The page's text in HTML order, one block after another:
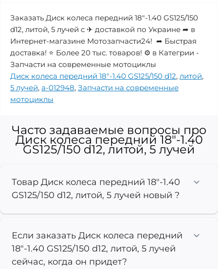
Заказать Диск колеса передний 18"-1.40 GS125/150
d12, литой, 5 лучей с ✈ доставкой по Украине ➦ в
Интернет-магазине Мотозапчасти24! ➦ Быстрая
доставка! ⭐ Более 20 тыс. товаров! ⚙️ в Категрии -
Запчасти на современные мотоциклы
Диск колеса передний 18"-1.40 GS125/150 d12, литой,
5 лучей, a-012948, Запчасти на современные
мотоциклы
Часто задаваемые вопросы про
Диск колеса передний 18"-1.40
GS125/150 d12, литой, 5 лучей
Товар Диск колеса передний 18"-1.40
GS125/150 d12, литой, 5 лучей новый ?
Если заказать Диск колеса передний
18"-1.40 GS125/150 d12, литой, 5 лучей
сейчас, когда он придет?